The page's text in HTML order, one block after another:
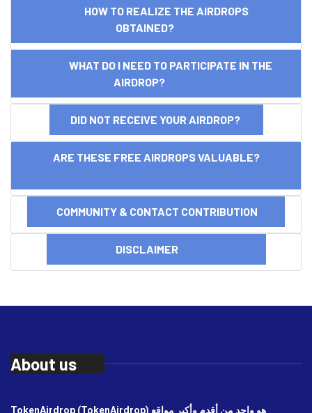
HOW TO REALIZE THE AIRDROPS
OBTAINED?
WHAT DO I NEED TO PARTICIPATE IN THE
AIRDROP?
DID NOT RECEIVE YOUR AIRDROP?
ARE THESE FREE AIRDROPS VALUABLE?
COMMUNITY & CONTACT CONTRIBUTION
DISCLAIMER
About us
TokenAirdrop (TokenAirdrop) هو واحد من أقدم وأكبر مواقع